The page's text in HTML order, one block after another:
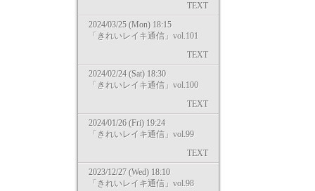
TEXT
2024/03/25 (Mon) 18:15
「きれいレイキ通信」vol.101
TEXT
2024/02/24 (Sat) 18:30
「きれいレイキ通信」vol.100
TEXT
2024/01/26 (Fri) 19:24
「きれいレイキ通信」vol.99
TEXT
2023/12/27 (Wed) 18:10
「きれいレイキ通信」vol.98